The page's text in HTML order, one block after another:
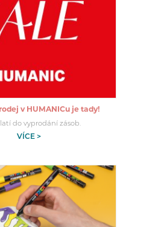
v HUMANICu je tady!
do vyprodání zásob.
VÍCE >